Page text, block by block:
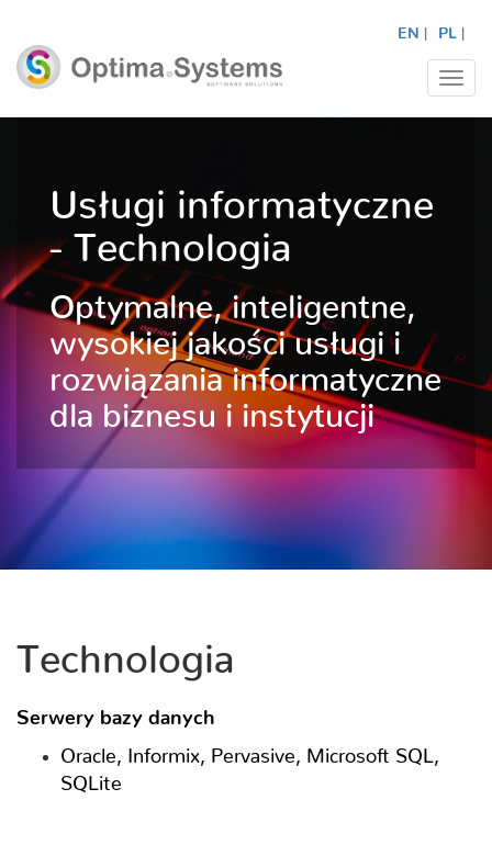
EN | PL |
Usługi informatyczne
- Technologia
Optymalne, inteligentne,
wysokiej jakości usługi i
rozwiązania informatyczne
dla biznesu i instytucji
Technologia
Serwery bazy danych
Oracle, Informix, Pervasive, Microsoft SQL,
SQLite